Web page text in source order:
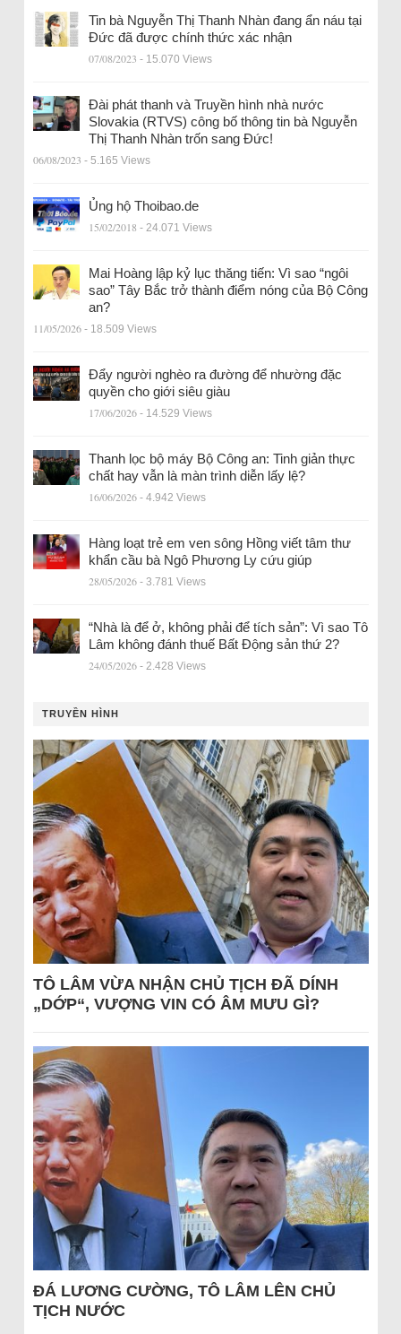
Tin bà Nguyễn Thị Thanh Nhàn đang ẩn náu tại
Đức đã được chính thức xác nhận
07/08/2023 - 15.070 Views
Đài phát thanh và Truyền hình nhà nước
Slovakia (RTVS) công bố thông tin bà Nguyễn
Thị Thanh Nhàn trốn sang Đức!
06/08/2023 - 5.165 Views
Ủng hộ Thoibao.de
15/02/2018 - 24.071 Views
Mai Hoàng lập kỷ lục thăng tiến: Vì sao “ngôi
sao” Tây Bắc trở thành điểm nóng của Bộ Công
an?
11/05/2026 - 18.509 Views
Đẩy người nghèo ra đường để nhường đặc
quyền cho giới siêu giàu
17/06/2026 - 14.529 Views
Thanh lọc bộ máy Bộ Công an: Tinh giản thực
chất hay vẫn là màn trình diễn lấy lệ?
16/06/2026 - 4.942 Views
Hàng loạt trẻ em ven sông Hồng viết tâm thư
khẩn cầu bà Ngô Phương Ly cứu giúp
28/05/2026 - 3.781 Views
“Nhà là để ở, không phải để tích sản”: Vì sao Tô
Lâm không đánh thuế Bất Động sản thứ 2?
24/05/2026 - 2.428 Views
TRUYỀN HÌNH
TÔ LÂM VỪA NHẬN CHỦ TỊCH ĐÃ DÍNH
„DỚP“, VƯỢNG VIN CÓ ÂM MƯU GÌ?
ĐÁ LƯƠNG CƯỜNG, TÔ LÂM LÊN CHỦ
TỊCH NƯỚC